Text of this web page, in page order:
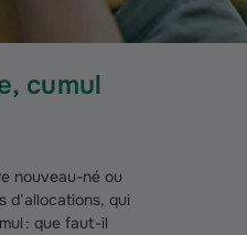
cumul
nouveau-né ou
qui
: que faut-il